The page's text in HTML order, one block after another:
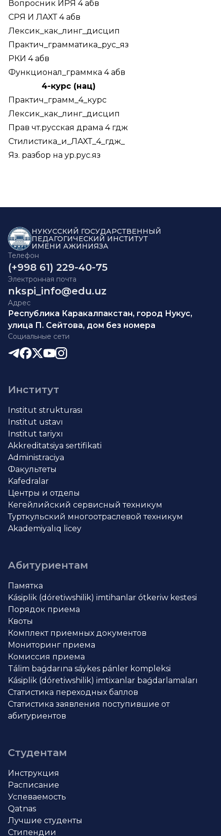
Вопросник ИРЯ 4 абв
СРЯ И ЛАХТ 4 абв
Лексик_как_линг_дисцип
Практич_грамматика_рус_яз
РКИ 4 абв
Функционал_граммка 4 абв
4-курс (нац)
Практич_грамм_4_курс
Лексик_как_линг_дисцип
Прав чт.русская драма 4 гдж
Стилистика_и_ЛАХТ_4_гдж_
Яз. разбор на ур.рус.яз
НУКУССКИЙ ГОСУДАРСТВЕННЫЙ
ПЕДАГОГИЧЕСКИЙ ИНСТИТУТ
ИМЕНИ АЖИНИЯЗА
Телефон
(+998 61) 229-40-75
Электронная почта
nkspi_info@edu.uz
Адрес
Республика Каракалпакстан, город Нукус,
улица П. Сейтова, дом без номера
Социальные сети
Институт
Institut strukturası
Institut ustavı
Institut tariyxı
Akkreditatsiya sertifikati
Administraciya
Факультеты
Kafedralar
Центры и отделы
Кегейлийский сервисный техникум
Турткульский многоотраслевой техникум
Akademiyalıq licey
Абитуриентам
Памятка
Kásiplik (dóretiwshilik) imtihanlar ótkeriw kestesi
Порядок приема
Квоты
Комплект приемных документов
Мониторинг приема
Комиссия приема
Tálim baǵdarına sáykes pánler kompleksi
Kásiplik (dóretiwshilik) imtixanlar baǵdarlamaları
Статистика переходных баллов
Статистика заявления поступившие от
абитуриентов
Студентам
Инструкция
Расписание
Успеваемость
Qatnas
Лучшие студенты
Стипендии